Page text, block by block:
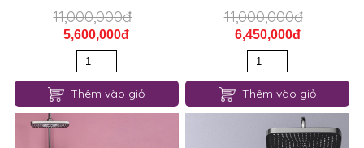
11,000,000đ
5,600,000đ
Thêm vào giỏ
11,000,000đ
6,450,000đ
Thêm vào giỏ